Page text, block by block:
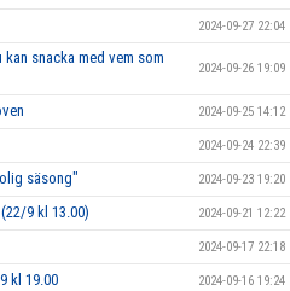
2024-09-27 22:04
snacka med vem som
2024-09-26 19:09
2024-09-25 14:12
2024-09-24 22:39
säsong" 2024-09-23 19:20
9 kl 13.00) 2024-09-21 12:22
2024-09-17 22:18
kl 19.00 2024-09-16 19:24